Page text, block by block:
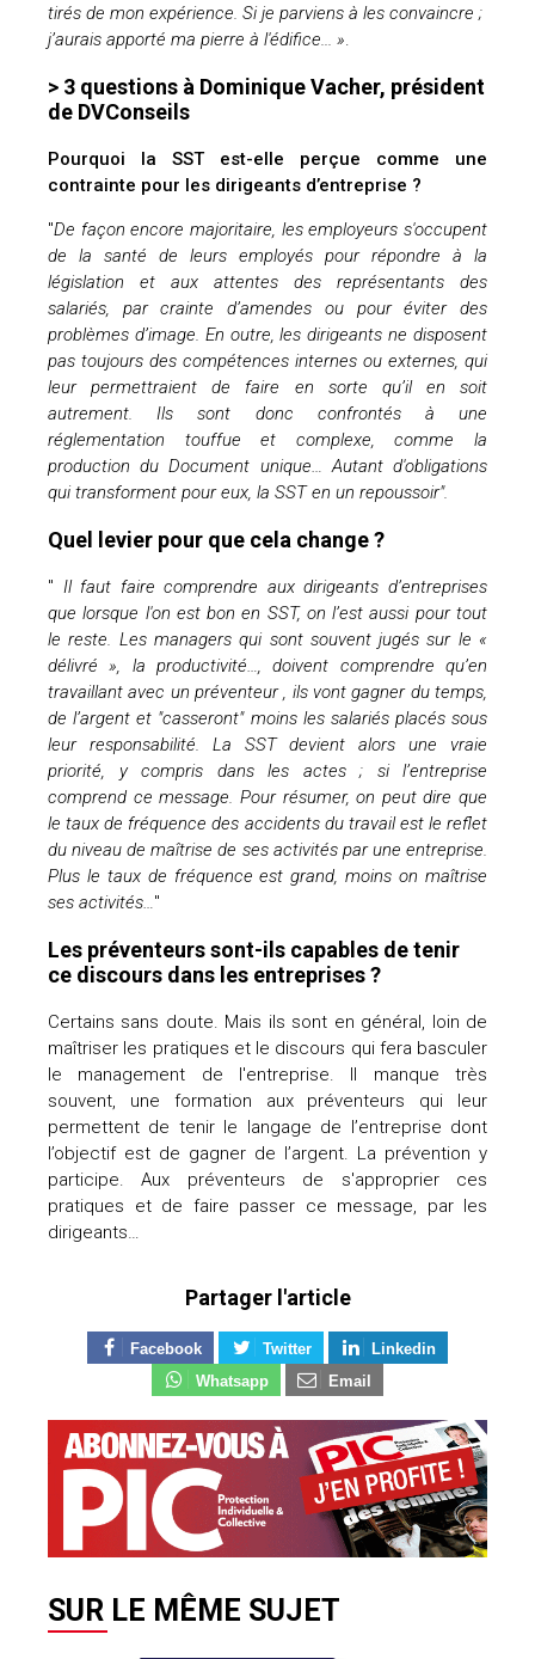
tirés de mon expérience. Si je parviens à les convaincre ;
j’aurais apporté ma pierre à l'édifice... »
> 3 questions à Dominique Vacher, président
de DVConseils
Pourquoi la SST est-elle perçue comme une
contrainte pour les dirigeants d’entreprise ?
"De façon encore majoritaire, les employeurs s'occupent
de la santé de leurs employés pour répondre à la
législation et aux attentes des représentants des
salariés, par crainte d’amendes ou pour éviter des
problèmes d’image. En outre, les dirigeants ne disposent
pas toujours des compétences internes ou externes, qui
leur permettraient de faire en sorte qu’il en soit
autrement. Ils sont donc confrontés à une
réglementation touffue et complexe, comme la
production du Document unique… Autant d'obligations
qui transforment pour eux, la SST en un repoussoir".
Quel levier pour que cela change ?
" Il faut faire comprendre aux dirigeants d’entreprises
que lorsque l'on est bon en SST, on l’est aussi pour tout
le reste. Les managers qui sont souvent jugés sur le «
délivré », la productivité…, doivent comprendre qu’en
travaillant avec un préventeur , ils vont gagner du temps,
de l’argent et "casseront" moins les salariés placés sous
leur responsabilité. La SST devient alors une vraie
priorité, y compris dans les actes ; si l’entreprise
comprend ce message. Pour résumer, on peut dire que
le taux de fréquence des accidents du travail est le reflet
du niveau de maîtrise de ses activités par une entreprise.
Plus le taux de fréquence est grand, moins on maîtrise
ses activités… "
Les préventeurs sont-ils capables de tenir
ce discours dans les entreprises ?
Certains sans doute. Mais ils sont en général, loin de
maîtriser les pratiques et le discours qui fera basculer
le management de l'entreprise. Il manque très
souvent, une formation aux préventeurs qui leur
permettent de tenir le langage de l’entreprise dont
l’objectif est de gagner de l’argent. La prévention y
participe. Aux préventeurs de s'approprier ces
pratiques et de faire passer ce message, par les
dirigeants…
Partager l'article
Facebook Twitter
Linkedin
Whatsapp
Email
SUR LE MÊME SUJET